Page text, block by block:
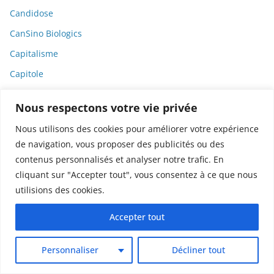
Nous respectons votre vie privée
Nous utilisons des cookies pour améliorer votre expérience
de navigation, vous proposer des publicités ou des
contenus personnalisés et analyser notre trafic. En
cliquant sur "Accepter tout", vous consentez à ce que nous
utilisions des cookies.
Personnaliser Décliner tout
Accepter tout
Candidose
CanSino Biologics
Capitalisme
Capitole
Carte de presse
Cassava Science
Casuistique
Catastrophe sanitaire
Catastrophes
CDJM
Céline Dion